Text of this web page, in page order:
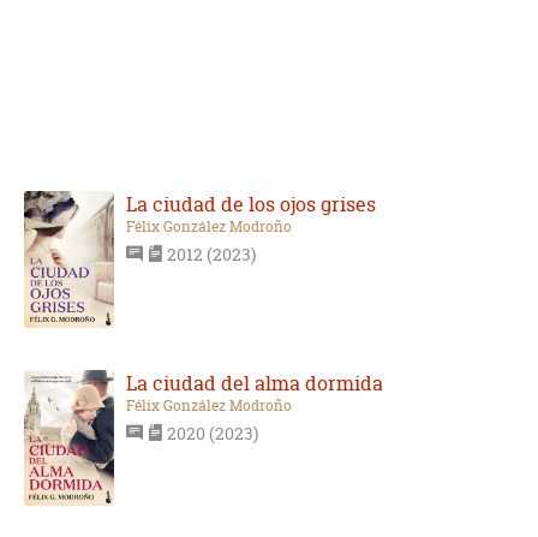
La ciudad de los ojos grises
Félix González Modroño
2012 (2023)
La ciudad del alma dormida
Félix González Modroño
2020 (2023)